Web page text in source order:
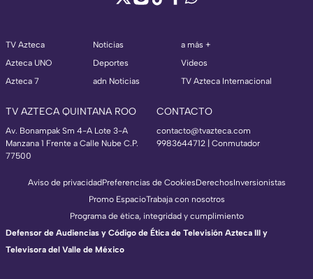
TV Azteca
Azteca UNO
Azteca 7
Noticias
Deportes
adn Noticias
a más +
Videos
TV Azteca Internacional
TV AZTECA QUINTANA ROO
Av. Bonampak Sm 4-A Lote 3-A
Manzana 1 Frente a Calle Nube C.P.
77500
CONTACTO
contacto@tvazteca.com
9983644712 | Conmutador
Aviso de privacidadPreferencias de CookiesDerechosInversionistas
Promo EspacioTrabaja con nosotros
Programa de ética, integridad y cumplimiento
Defensor de Audiencias y Código de Ética de Televisión Azteca III y
Televisora del Valle de México